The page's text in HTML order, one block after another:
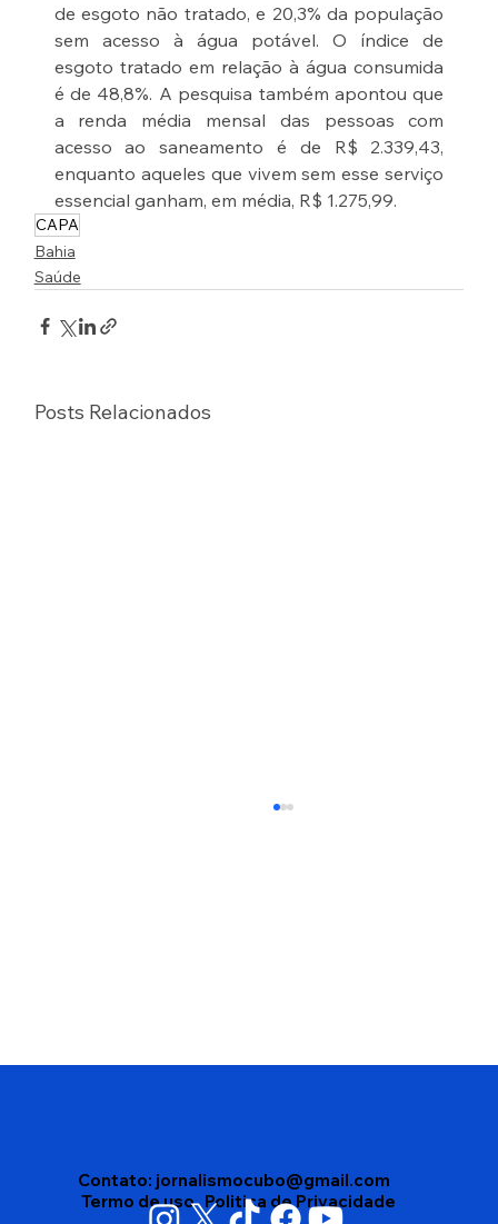
de esgoto não tratado, e 20,3% da população
sem acesso à água potável. O índice de
esgoto tratado em relação à água consumida
é de 48,8%. A pesquisa também apontou que
a renda média mensal das pessoas com
acesso ao saneamento é de R$ 2.339,43,
enquanto aqueles que vivem sem esse serviço
essencial ganham, em média, R$ 1.275,99.
CAPA
Bahia
Saúde
Posts Relacionados
Disputa interna no Democracia Cristã
Contato: jornalismocubo@gmail.com
Termo de uso Politica de Privacidade